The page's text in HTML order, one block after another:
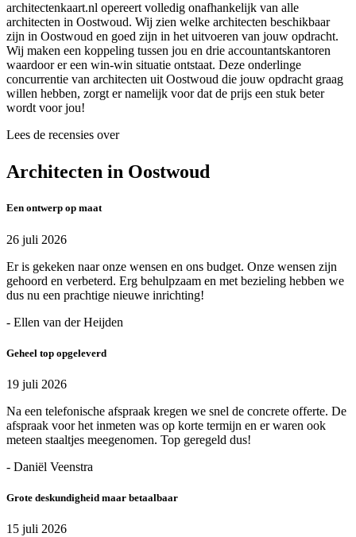
architectenkaart.nl opereert volledig onafhankelijk van alle
architecten in Oostwoud. Wij zien welke architecten beschikbaar
zijn in Oostwoud en goed zijn in het uitvoeren van jouw opdracht.
Wij maken een koppeling tussen jou en drie accountantskantoren
waardoor er een win-win situatie ontstaat. Deze onderlinge
concurrentie van architecten uit Oostwoud die jouw opdracht graag
willen hebben, zorgt er namelijk voor dat de prijs een stuk beter
wordt voor jou!
Lees de recensies over
Architecten in Oostwoud
Een ontwerp op maat
26 juli 2026
Er is gekeken naar onze wensen en ons budget. Onze wensen zijn
gehoord en verbeterd. Erg behulpzaam en met bezieling hebben we
dus nu een prachtige nieuwe inrichting!
- Ellen van der Heijden
Geheel top opgeleverd
19 juli 2026
Na een telefonische afspraak kregen we snel de concrete offerte. De
afspraak voor het inmeten was op korte termijn en er waren ook
meteen staaltjes meegenomen. Top geregeld dus!
- Daniël Veenstra
Grote deskundigheid maar betaalbaar
15 juli 2026